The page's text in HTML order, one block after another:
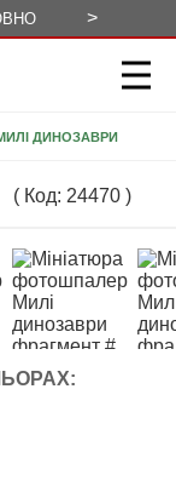
>
ДИНОЗАВРИ
( Код: 24470 )